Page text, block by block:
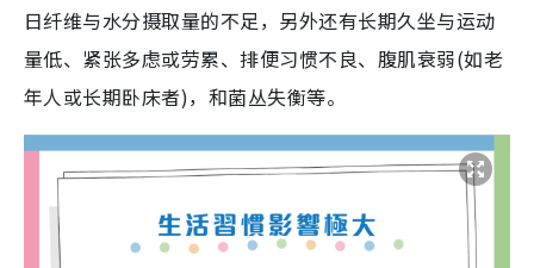
日纤维与水分摄取量的不足，另外还有长期久坐与运动
量低、紧张多虑或劳累、排便习惯不良、腹肌衰弱(如老
年人或长期卧床者)，和菌丛失衡等。